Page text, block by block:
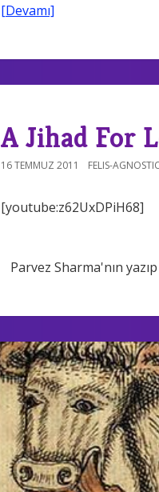
[Devamı]
A Jihad For
16 TEMMUZ 2011 FELIS-
[youtube:z62UxDPiH68]
Parvez Sharma'nın